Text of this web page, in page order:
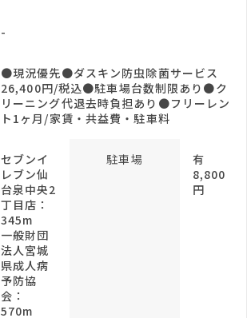
-
●現況優先●ダスキン防虫除菌サービス
26,400円/税込●駐車場台数制限あり●ク
リーニング代退去時負担あり●フリーレン
ト1ヶ月/家賃・共益費・駐車料
セブンイ
レブン仙
台泉中央2
丁目店：
345m
一般財団
法人宮城
県成人病
予防協
会：
570m
駐車場
有
8,800
円